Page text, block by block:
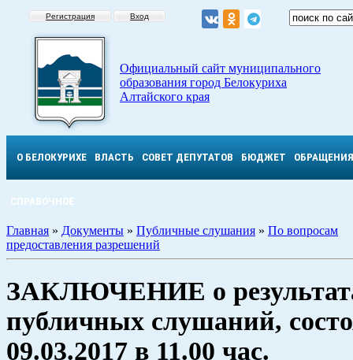
Регистрация Вход
Официальный сайт муниципального
образования город Белокуриха
Алтайского края
О БЕЛОКУРИХЕ ВЛАСТЬ СОВЕТ ДЕПУТАТОВ БЮДЖЕТ ОБРАЩЕНИЯ
СПРАВОЧНОЕ
Главная » Документы » Публичные слушания » По вопросам
предоставления разрешений
ЗАКЛЮЧЕНИЕ о
публичных слушаний,
09.03.2017 в 11.00 час.